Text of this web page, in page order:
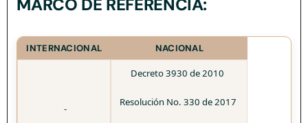
MARCO DE REFERENCIA:
INTERNACIONAL NACIONAL
-
Decreto 3930 de 2010
Resolución No. 330 de 2017